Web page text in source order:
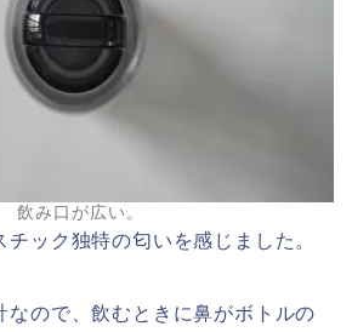
飲み口が広い。
チック独特の匂いを感じました。
なので、飲むときに鼻がボトルの